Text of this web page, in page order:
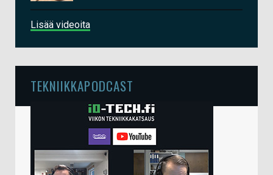
Lisää videoita
TEKNIIKKAPODCAST